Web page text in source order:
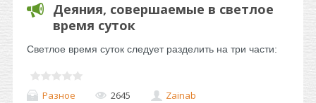
Деяния, совершаемые в светлое
время суток
Светлое время суток следует разделить на три части:
Разное 2645
Zainab